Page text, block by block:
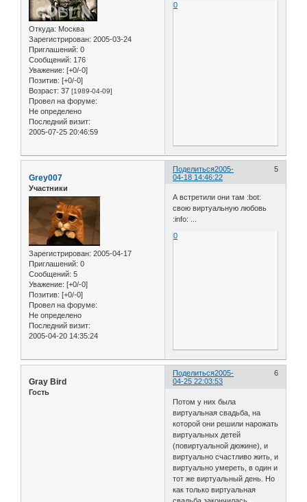
Откуда: Москва
Зарегистрирован: 2005-03-24
Приглашений: 0
Сообщений: 176
Уважение: [+0/-0]
Позитив: [+0/-0]
Возраст: 37 [1989-04-09]
Провел на форуме:
Не определено
Последний визит:
2005-07-25 20:46:59
0
Поделиться 5
2005-
04-18 14:46:22
Grey007
Участники
Зарегистрирован: 2005-04-17
Приглашений: 0
Сообщений: 5
Уважение: [+0/-0]
Позитив: [+0/-0]
Провел на форуме:
Не определено
Последний визит:
2005-04-20 14:35:24
А встретили они там :bot:
свою виртуальную любовь
:info: ...
0
Поделиться 6
2005-
04-25 22:03:53
Gray Bird
Гость
Потом у них была
виртуальная свадьба, на
которой они решили нарожать
виртуальных детей
(повиртуальной дюжине), и
виртуально счастливо жить, и
виртуально умереть, в один и
тот же виртуальный день. Но
как только виртуальная